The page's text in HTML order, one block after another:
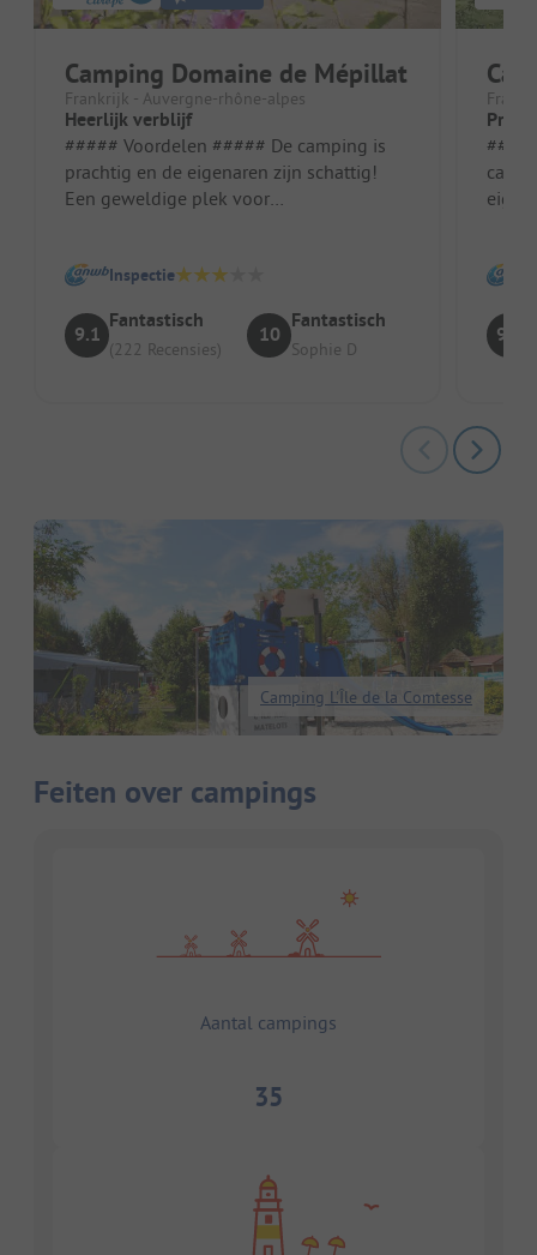
Camping Domaine de Mépillat
Frankrijk - Auvergne-rhône-alpes
Heerlijk verblijf
##### Voordelen ##### De camping is
prachtig en de eigenaren zijn schattig!
Een geweldige plek voor
Inspectie
9.1
Fantastisch
(222 Recensies)
10
Fantastisch
Sophie D
#####
9.1
Camping L'Île de la Comtesse
Feiten over campings
Aantal campings
35